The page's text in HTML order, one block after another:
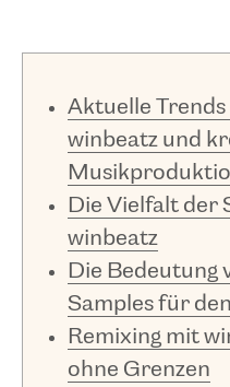
Aktuelle
winbeatz und
Die Vielfalt der
winbeatz
Die Bedeutung
Samples für
Remixing mit
ohne Grenzen